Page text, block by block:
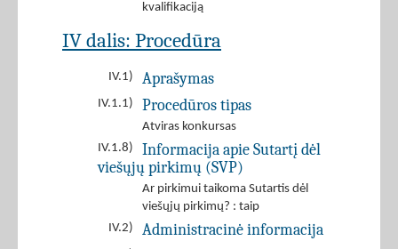
kvalifikaciją
IV dalis: Procedūra
IV.1) Aprašymas
IV.1.1) Procedūros tipas
Atviras konkursas
IV.1.8)
Informacija apie Sutartį dėl
viešųjų pirkimų (SVP)
Ar pirkimui taikoma Sutartis dėl
viešųjų pirkimų? : taip
IV.2)
Administracinė informacija